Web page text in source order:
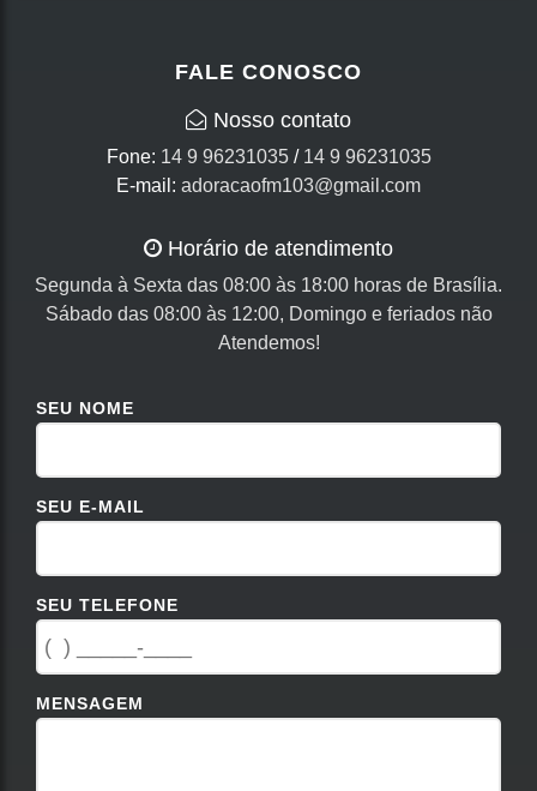
FALE CONOSCO
Nosso contato
Fone: 14 9 96231035/ 14 9 96231035
E-mail: adoracaofm103@gmail.com
Horário de atendimento
Segunda à Sexta das 08:00 às 18:00 horas de Brasília.
Sábado das 08:00 às 12:00, Domingo e feriados não
Atendemos!
SEU NOME
SEU E-MAIL
SEU TELEFONE
MENSAGEM